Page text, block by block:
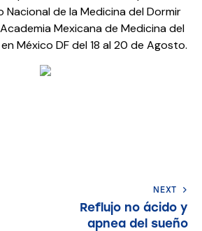
Nacional de la Medicina del Dormir
Mexicana de Medicina del
México DF del 18 al 20 de Agosto.
NEXT
Reflujo no ácido y
apnea del sueño